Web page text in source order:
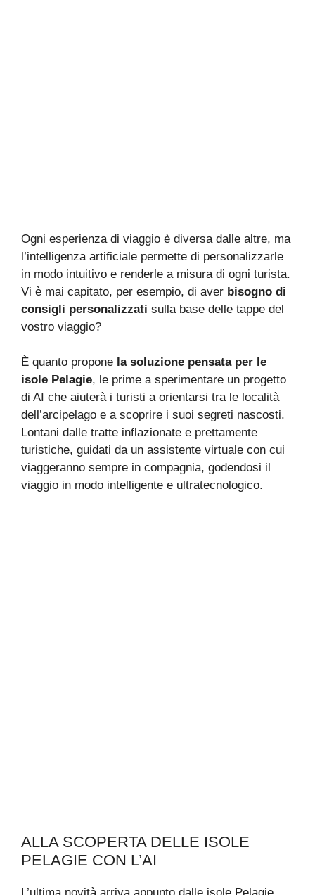
Ogni esperienza di viaggio è diversa dalle altre, ma
l’intelligenza artificiale permette di personalizzarle
in modo intuitivo e renderle a misura di ogni turista.
Vi è mai capitato, per esempio, di aver bisogno di
consigli personalizzati sulla base delle tappe del
vostro viaggio?
È quanto propone la soluzione pensata per le
isole Pelagie, le prime a sperimentare un progetto
di AI che aiuterà i turisti a orientarsi tra le località
dell’arcipelago e a scoprire i suoi segreti nascosti.
Lontani dalle tratte inflazionate e prettamente
turistiche, guidati da un assistente virtuale con cui
viaggeranno sempre in compagnia, godendosi il
viaggio in modo intelligente e ultratecnologico.
ALLA SCOPERTA DELLE ISOLE
PELAGIE CON L’AI
L’ultima novità arriva appunto dalle isole Pelagie,